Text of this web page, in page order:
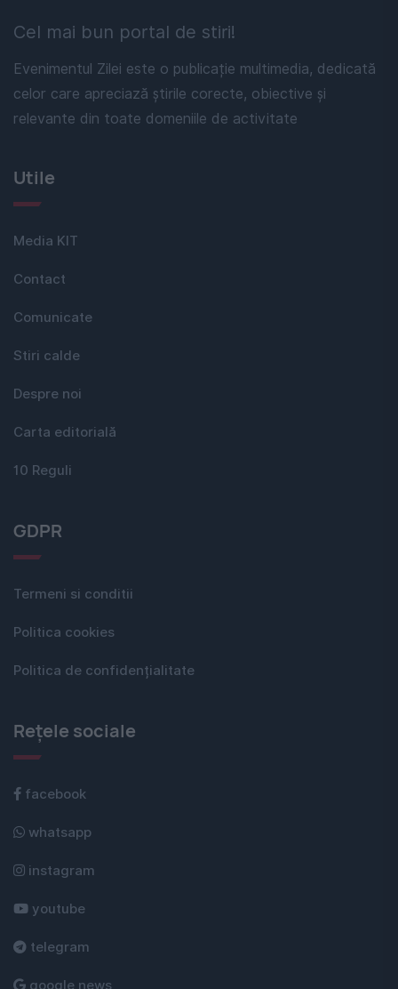
Cel mai bun portal de stiri!
Evenimentul Zilei este o publicație multimedia, dedicată
celor care apreciază știrile corecte, obiective și
relevante din toate domeniile de activitate
Utile
Media KIT
Contact
Comunicate
Stiri calde
Despre noi
Carta editorială
10 Reguli
GDPR
Termeni si conditii
Politica cookies
Politica de confidențialitate
Rețele sociale
facebook
whatsapp
instagram
youtube
telegram
google news